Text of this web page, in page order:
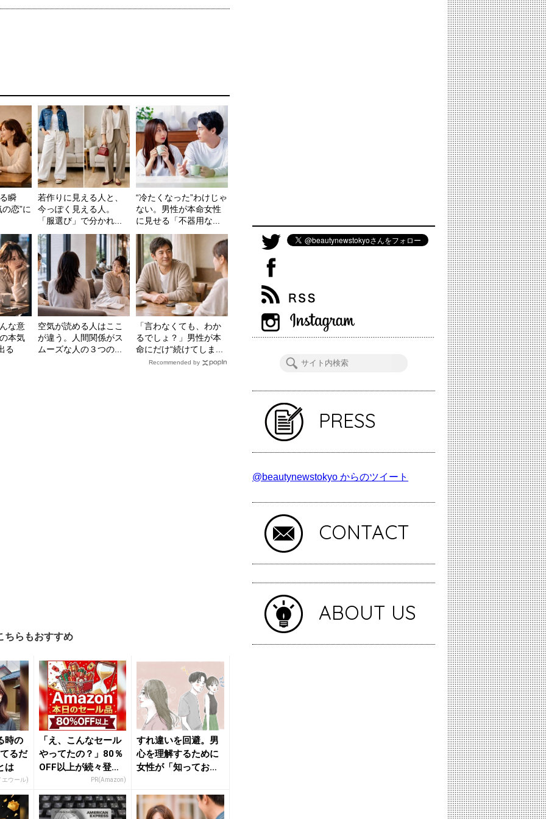
瞬
恋”に
若作りに見える人と、
今っぽく見える人。
「服選び」で分かれ...
“冷たくなった”わけじゃ
ない。男性が本命女性
に見せる「不器用な...
な意
本気
る
空気が読める人はここ
が違う。人間関係がス
ムーズな人の３つの...
「言わなくても、わか
るでしょ？」男性が本
命にだけ“続けてしま...
Recommended by
ちらもおすすめ
時の
るだ
は
エウール)
「え、こんなセール
やってたの？」80％
OFF以上が続々登
場！Amazonの本気
が...
PR(Amazon)
すれ違いを回避。男
心を理解するために
女性が「知っておく
のニ...
PRESS
@beautynewstokyo からのツイート
CONTACT
ABOUT US